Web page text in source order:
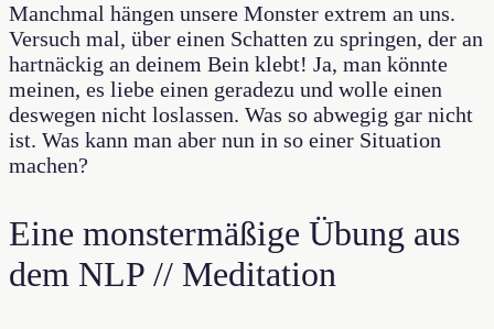
Manchmal hängen unsere Monster extrem an uns.
Versuch mal, über einen Schatten zu springen, der an
hartnäckig an deinem Bein klebt! Ja, man könnte
meinen, es liebe einen geradezu und wolle einen
deswegen nicht loslassen. Was so abwegig gar nicht
ist. Was kann man aber nun in so einer Situation
machen?
Eine monstermäßige Übung aus
dem NLP // Meditation